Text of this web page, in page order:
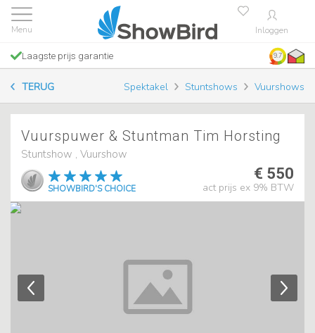
Inloggen
Laagste prijs garantie 9.7
TERUG Spektakel Stuntshows Vuurshows
Vuurspuwer & Stuntman Tim Horsting
Stuntshow , Vuurshow
SHOWBIRD'S CHOICE
€ 550
act prijs ex 9% BTW